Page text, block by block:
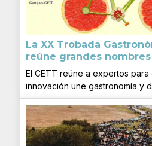
La XX Trobada
reúne grandes nombres
El CETT reúne a expertos
innovación une gastronomía y